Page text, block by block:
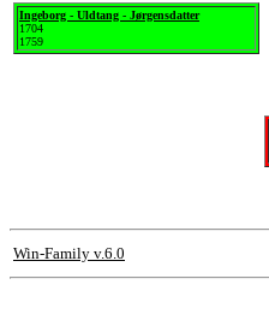
Ingeborg - Uldtang - Jørgensdatter
1704
1759
Win-Family v.6.0